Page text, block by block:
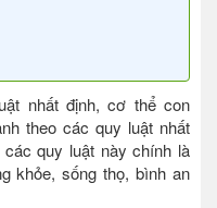
nhất định, cơ thể con
theo các quy luật nhất
quy luật này chính là
khỏe, sống thọ, bình an